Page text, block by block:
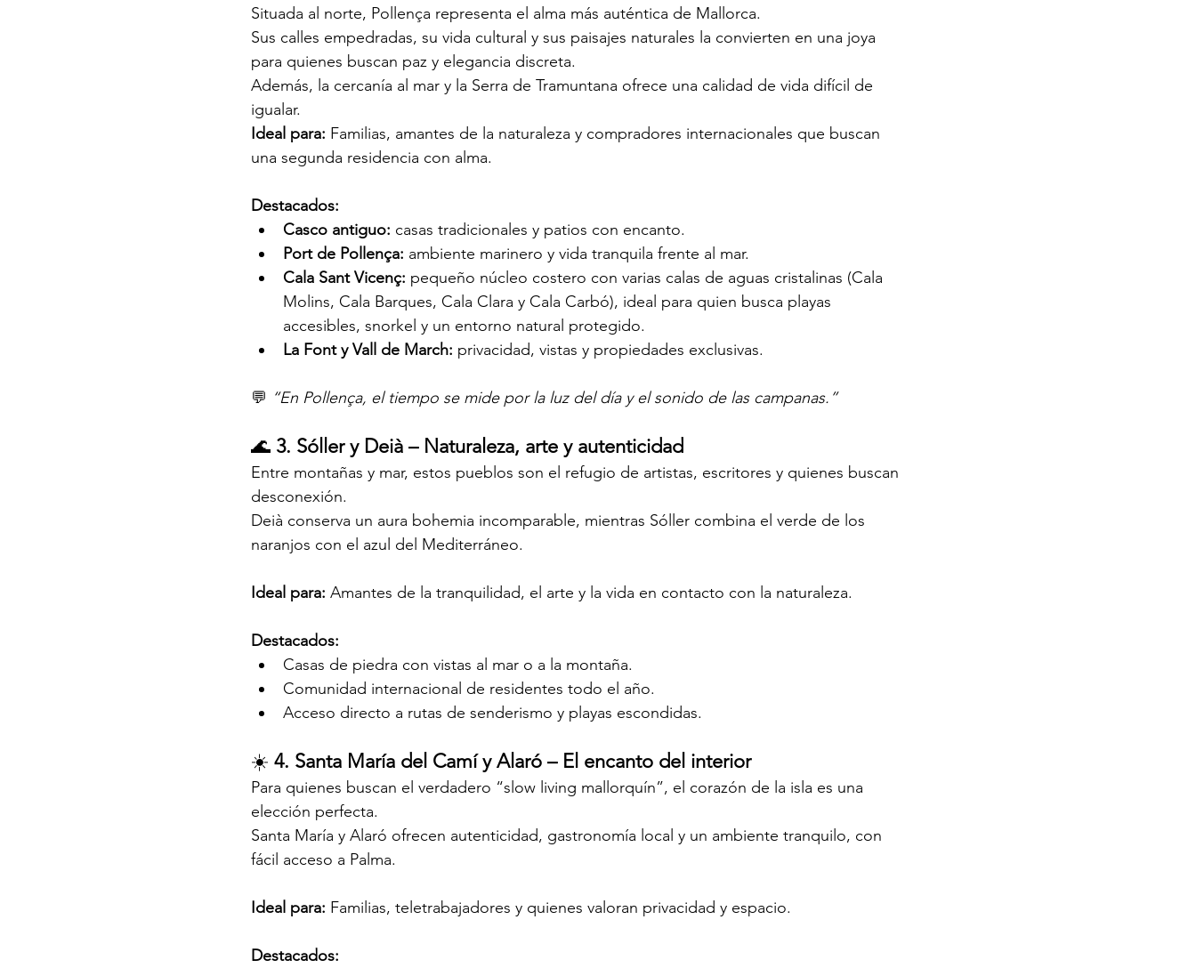
Situada al norte, Pollença representa el alma más auténtica de Mallorca.
Sus calles empedradas, su vida cultural y sus paisajes naturales la convierten en una joya
para quienes buscan paz y elegancia discreta.
Además, la cercanía al mar y la Serra de Tramuntana ofrece una calidad de vida difícil de
igualar.
Ideal para: Familias, amantes de la naturaleza y compradores internacionales que buscan
una segunda residencia con alma.
Destacados:
Casco antiguo: casas tradicionales y patios con encanto.
Port de Pollença: ambiente marinero y vida tranquila frente al mar.
Cala Sant Vicenç: pequeño núcleo costero con varias calas de aguas cristalinas (Cala
Molins, Cala Barques, Cala Clara y Cala Carbó), ideal para quien busca playas
accesibles, snorkel y un entorno natural protegido.
La Font y Vall de March: privacidad, vistas y propiedades exclusivas.
💬 “En Pollença, el tiempo se mide por la luz del día y el sonido de las campanas.”
🌊 3. Sóller y Deià – Naturaleza, arte y autenticidad
Entre montañas y mar, estos pueblos son el refugio de artistas, escritores y quienes buscan
desconexión.
Deià conserva un aura bohemia incomparable, mientras Sóller combina el verde de los
naranjos con el azul del Mediterráneo.
Ideal para: Amantes de la tranquilidad, el arte y la vida en contacto con la naturaleza.
Destacados:
Casas de piedra con vistas al mar o a la montaña.
Comunidad internacional de residentes todo el año.
Acceso directo a rutas de senderismo y playas escondidas.
☀️ 4. Santa María del Camí y Alaró – El encanto del interior
Para quienes buscan el verdadero “slow living mallorquín”, el corazón de la isla es una
elección perfecta.
Santa María y Alaró ofrecen autenticidad, gastronomía local y un ambiente tranquilo, con
fácil acceso a Palma.
Ideal para: Familias, teletrabajadores y quienes valoran privacidad y espacio.
Destacados: